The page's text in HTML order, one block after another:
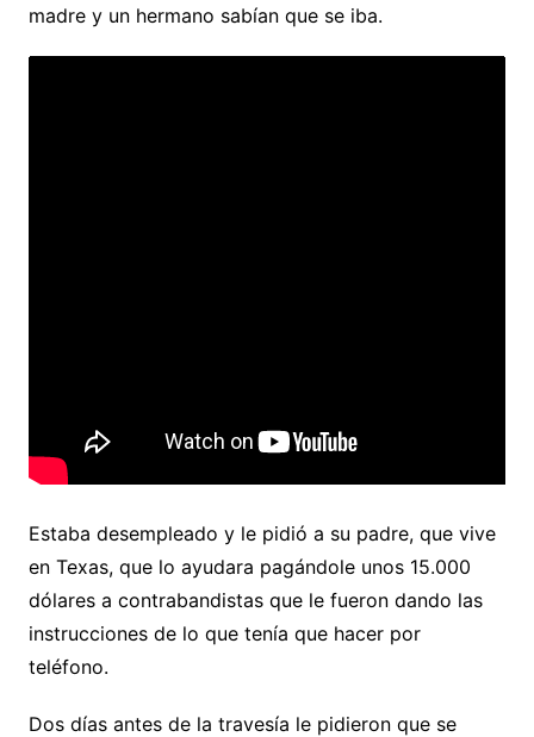
madre y un hermano sabían que se iba.
Estaba desempleado y le pidió a su padre, que vive
en Texas, que lo ayudara pagándole unos 15.000
dólares a contrabandistas que le fueron dando las
instrucciones de lo que tenía que hacer por
teléfono.
Dos días antes de la travesía le pidieron que se